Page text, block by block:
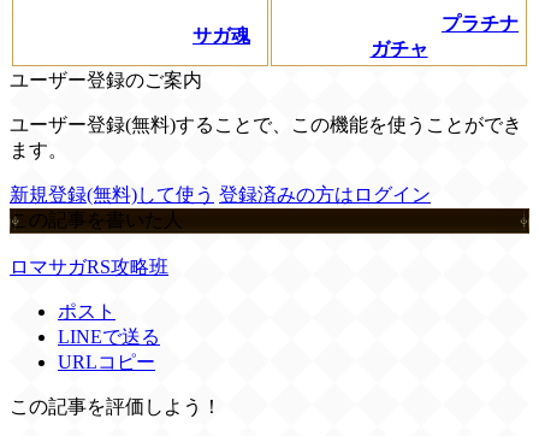
サガ魂
プラチナ
ガチャ
ユーザー登録のご案内
ユーザー登録(無料)することで、この機能を使うことができ
ます。
新規登録(無料)して使う 登録済みの方はログイン
この記事を書いた人
ロマサガRS攻略班
ポスト
LINEで送る
URLコピー
この記事を評価しよう！